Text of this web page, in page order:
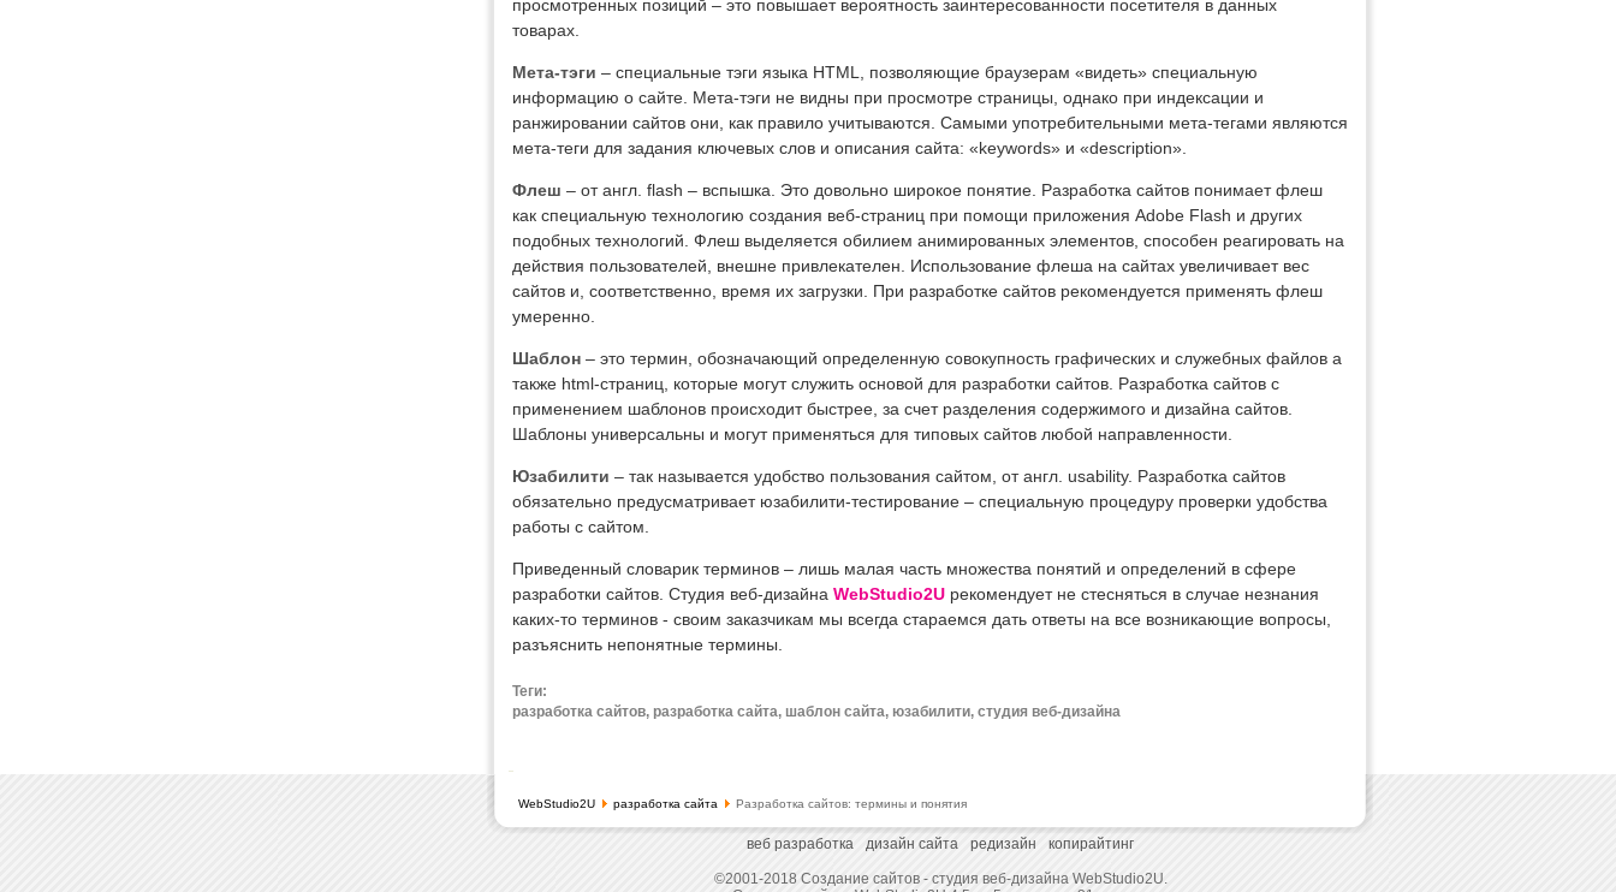
просмотренных позиций – это повышает вероятность заинтересованности посетителя в данных
товарах.
Мета-тэги – специальные тэги языка HTML, позволяющие браузерам «видеть» специальную
информацию о сайте. Мета-тэги не видны при просмотре страницы, однако при индексации и
ранжировании сайтов они, как правило учитываются. Самыми употребительными мета-тегами являются
мета-теги для задания ключевых слов и описания сайта: «keywords» и «description».
Флеш – от англ. flash – вспышка. Это довольно широкое понятие. Разработка сайтов понимает флеш
как специальную технологию создания веб-страниц при помощи приложения Adobe Flash и других
подобных технологий. Флеш выделяется обилием анимированных элементов, способен реагировать на
действия пользователей, внешне привлекателен. Использование флеша на сайтах увеличивает вес
сайтов и, соответственно, время их загрузки. При разработке сайтов рекомендуется применять флеш
умеренно.
Шаблон – это термин, обозначающий определенную совокупность графических и служебных файлов а
также html-страниц, которые могут служить основой для разработки сайтов. Разработка сайтов с
применением шаблонов происходит быстрее, за счет разделения содержимого и дизайна сайтов.
Шаблоны универсальны и могут применяться для типовых сайтов любой направленности.
Юзабилити – так называется удобство пользования сайтом, от англ. usability. Разработка сайтов
обязательно предусматривает юзабилити-тестирование – специальную процедуру проверки удобства
работы с сайтом.
Приведенный словарик терминов – лишь малая часть множества понятий и определений в сфере
разработки сайтов. Студия веб-дизайна WebStudio2U рекомендует не стесняться в случае незнания
каких-то терминов - своим заказчикам мы всегда стараемся дать ответы на все возникающие вопросы,
разъяснить непонятные термины.
Теги:
разработка сайтов, разработка сайта, шаблон сайта, юзабилити, студия веб-дизайна
WebStudio2U разработка сайта Разработка сайтов: термины и понятия
веб разработка дизайн сайта редизайн копирайтинг
©2001-2018 Создание сайтов - студия веб-дизайна WebStudio2U.